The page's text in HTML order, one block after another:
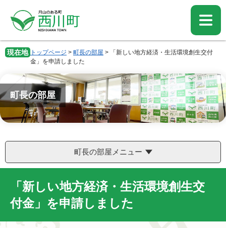
先
頭
を
飛
て
本
へ
現在地 トップページ > 町長の部屋 >
「新しい地方経済・生活環境創生交付
金」を申請しました
町長の部屋
町長の部屋メニュー
「新しい地方経済・生活環境創生交
付金」を申請しました